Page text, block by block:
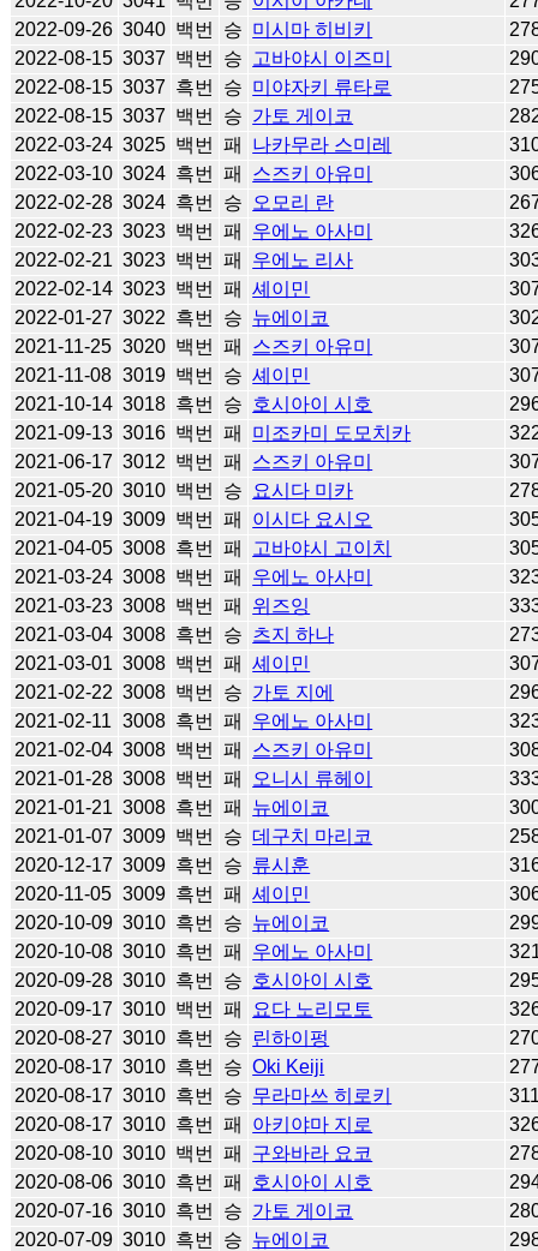
2022-09-26 3040 백번 승 미시마 히비키
2022-08-15 3037 백번 승 고바야시 이즈미
2022-08-15 3037 흑번 승 미야자키 류타로
2022-08-15 3037 백번 승 가토 게이코
2022-03-24 3025 백번 패 나카무라 스미레
2022-03-10 3024 흑번 패 스즈키 아유미
2022-02-28 3024 흑번 승 오모리 란
2022-02-23 3023 백번 패 우에노 아사미
2022-02-21 3023 백번 패 우에노 리사
2022-02-14 3023 백번 패 셰이민
2022-01-27 3022 흑번 승 뉴에이코
2021-11-25 3020 백번 패 스즈키 아유미
2021-11-08 3019 백번 승 셰이민
2021-10-14 3018 흑번 승 호시아이 시호
2021-09-13 3016 백번 패 미조카미 도모치카
2021-06-17 3012 백번 패 스즈키 아유미
2021-05-20 3010 백번 승 요시다 미카
2021-04-19 3009 백번 패 이시다 요시오
2021-04-05 3008 흑번 패 고바야시 고이치
2021-03-24 3008 백번 패 우에노 아사미
2021-03-23 3008 백번 패 위즈잉
2021-03-04 3008 흑번 승 츠지 하나
2021-03-01 3008 백번 패 셰이민
2021-02-22 3008 백번 승 가토 지에
2021-02-11 3008 흑번 패 우에노 아사미
2021-02-04 3008 백번 패 스즈키 아유미
2021-01-28 3008 백번 패 오니시 류헤이
2021-01-21 3008 흑번 패 뉴에이코
2021-01-07 3009 백번 승 데구치 마리코
2020-12-17 3009 흑번 승 류시훈
2020-11-05 3009 흑번 패 셰이민
2020-10-09 3010 흑번 승 뉴에이코
2020-10-08 3010 흑번 패 우에노 아사미
2020-09-28 3010 흑번 승 호시아이 시호
2020-09-17 3010 백번 패 요다 노리모토
2020-08-27 3010 흑번 승 린하이펑
2020-08-17 3010 흑번 승 Oki Keiji
2020-08-17 3010 흑번 승 무라마쓰 히로키
2020-08-17 3010 흑번 패 아키야마 지로
2020-08-10 3010 백번 패 구와바라 요코
2020-08-06 3010 흑번 패 호시아이 시호
2020-07-16 3010 흑번 승 가토 게이코
2020-07-09 3010 흑번 승 뉴에이코